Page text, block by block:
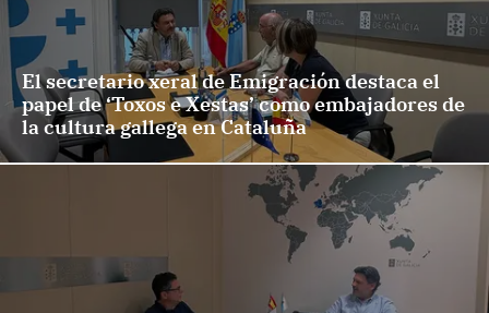
El secretario xeral de Emigración destaca el
papel de ‘Toxos e Xestas’ como embajadores de
la cultura gallega en Cataluña